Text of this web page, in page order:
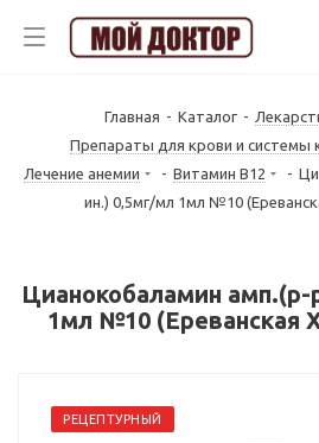
Главная - Каталог -
Препараты для крови и системы
Лечение анемии
- Витамин B12 -
ин.) 0,5мг/мл 1мл №10
Цианокобаламин
1мл №10 (Ереванская
РЕЦЕПТУРНЫЙ